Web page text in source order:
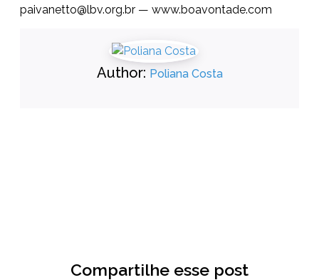
paivanetto@lbv.org.br — www.boavontade.com
Author: Poliana Costa
Compartilhe esse post